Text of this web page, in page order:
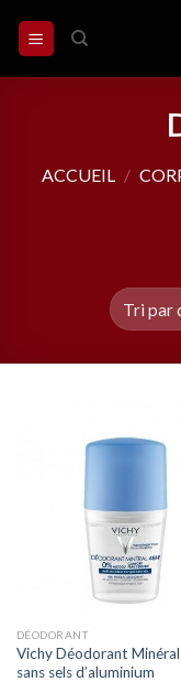
ACCUEIL /
DÉODORANT
Vichy Déodorant
sans sels d’aluminium